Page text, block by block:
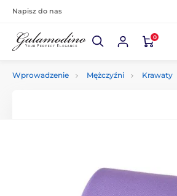
Napisz do nas
0
Wprowadzenie Mężczyźni Krawaty